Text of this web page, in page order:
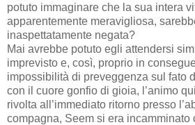
potuto immaginare che la sua intera
apparentemente meravigliosa,
inaspettatamente negata?
Mai avrebbe potuto egli attendersi
imprevisto e, così, proprio in
impossibilità di preveggenza sul fato
con il cuore gonfio di gioia, l’animo
rivolta all’immediato ritorno presso
compagna, Seem si era